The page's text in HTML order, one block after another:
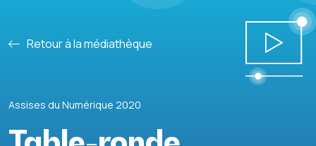
Retour à la médiathèque
Assises du Numérique 2020